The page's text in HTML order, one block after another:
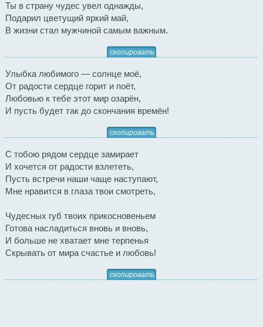
Ты в страну чудес увел однажды,
Подарил цветущий яркий май,
В жизни стал мужчиной самым важным.
скопировать
Улыбка любимого — солнце моё,
От радости сердце горит и поёт,
Любовью к тебе этот мир озарён,
И пусть будет так до скончания времён!
скопировать
С тобою рядом сердце замирает
И хочется от радости взлететь,
Пусть встречи наши чаще наступают,
Мне нравится в глаза твои смотреть,
Чудесных губ твоих прикосновеньем
Готова насладиться вновь и вновь,
И больше не хватает мне терпенья
Скрывать от мира счастье и любовь!
скопировать